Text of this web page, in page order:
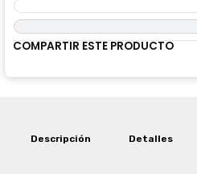
COMPARTIR ESTE PRODUCTO
Descripción Detalles